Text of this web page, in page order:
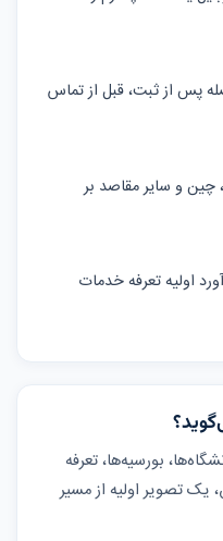
پس از ثبت، قبل از تماس
چین و سایر مقاصد بر
اولیه تعرفه خدمات
بورسیه‌ها، تعرفه
یک تصویر اولیه از مسیر